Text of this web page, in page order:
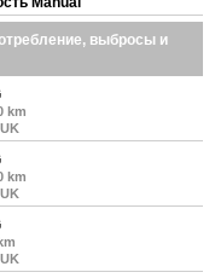
выбросы и
km
km